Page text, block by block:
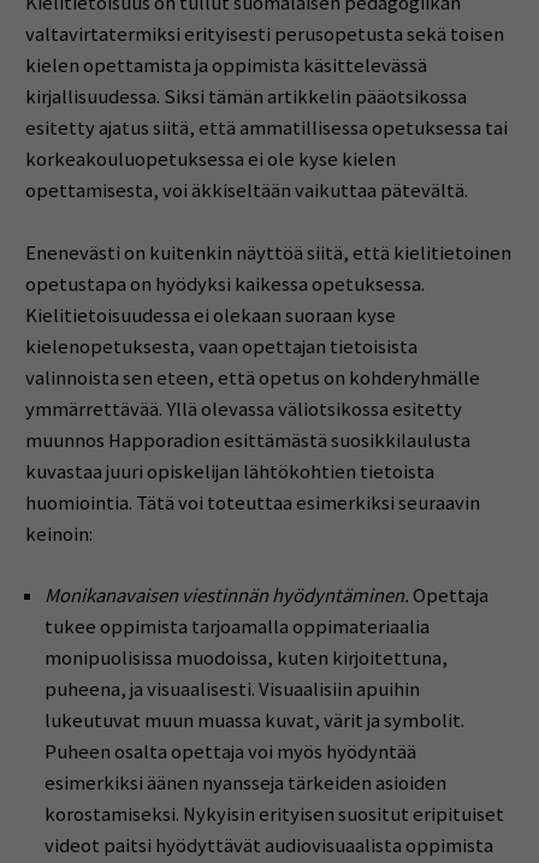
valtavirtatermiksi erityisesti perusopetusta sekä toisen
kielen opettamista ja oppimista käsittelevässä
kirjallisuudessa. Siksi tämän artikkelin pääotsikossa
esitetty ajatus siitä, että ammatillisessa opetuksessa tai
korkeakouluopetuksessa ei ole kyse kielen
opettamisesta, voi äkkiseltään vaikuttaa pätevältä.
Enenevästi on kuitenkin näyttöä siitä, että kielitietoinen
opetustapa on hyödyksi kaikessa opetuksessa.
Kielitietoisuudessa ei olekaan suoraan kyse
kielenopetuksesta, vaan opettajan tietoisista
valinnoista sen eteen, että opetus on kohderyhmälle
ymmärrettävää. Yllä olevassa väliotsikossa esitetty
muunnos Happoradion esittämästä suosikkilaulusta
kuvastaa juuri opiskelijan lähtökohtien tietoista
huomiointia. Tätä voi toteuttaa esimerkiksi seuraavin
keinoin:
Monikanavaisen viestinnän hyödyntäminen.Opettaja
tukee oppimista tarjoamalla oppimateriaalia
monipuolisissa muodoissa, kuten kirjoitettuna,
puheena, ja visuaalisesti. Visuaalisiin apuihin
lukeutuvat muun muassa kuvat, värit ja symbolit.
Puheen osalta opettaja voi myös hyödyntää
esimerkiksi äänen nyansseja tärkeiden asioiden
korostamiseksi. Nykyisin erityisen suositut eripituiset
videot paitsi hyödyttävät audiovisuaalista oppimista